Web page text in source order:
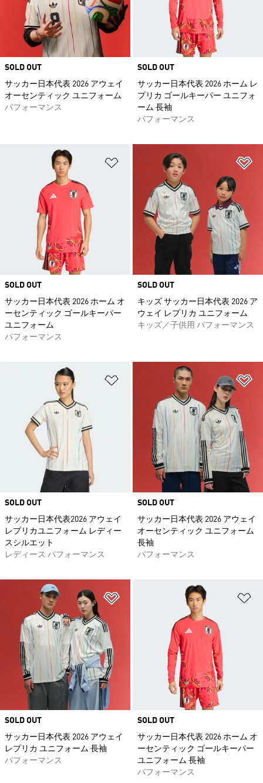
SOLD OUT
サッカー日本代表 2026 アウェイ
オーセンティック ユニフォーム
パフォーマンス
SOLD OUT
サッカー日本代表 2026 ホーム レ
プリカ ゴールキーパー ユニフォ
ーム 長袖
パフォーマンス
ほしいものリストに追加
SOLD OUT
サッカー日本代表 2026 ホーム オ
ーセンティック ゴールキーパー
ユニフォーム
パフォーマンス
SOLD OUT
キッズ サッカー日本代表 2026 ア
ウェイ レプリカ ユニフォーム
キッズ／子供用 パフォーマンス
ほしいものリストに追加
SOLD OUT
サッカー日本代表2026 アウェイ
レプリカユニフォーム レディー
スシルエット
レディース パフォーマンス
SOLD OUT
サッカー日本代表 2026 アウェイ
オーセンティック ユニフォーム
長袖
パフォーマンス
ほしいものリストに追加
SOLD OUT
サッカー日本代表 2026 アウェイ
レプリカ ユニフォーム 長袖
パフォーマンス
SOLD OUT
サッカー日本代表 2026 ホーム オ
ーセンティック ゴールキーパー
ユニフォーム 長袖
パフォーマンス